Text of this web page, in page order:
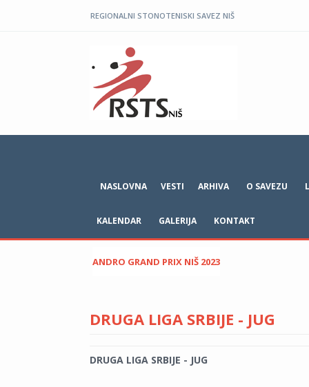
REGIONALNI STONOTENISKI SAVEZ NIŠ
NASLOVNA VESTI ARHIVA O SAVEZU
KALENDAR GALERIJA KONTAKT
ANDRO GRAND PRIX NIŠ 2023
DRUGA LIGA SRBIJE - JUG
DRUGA LIGA SRBIJE - JUG